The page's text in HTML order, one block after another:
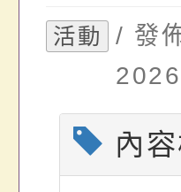
位協助
關（
名參加
算器」
亦可利
活動
/ 發
內